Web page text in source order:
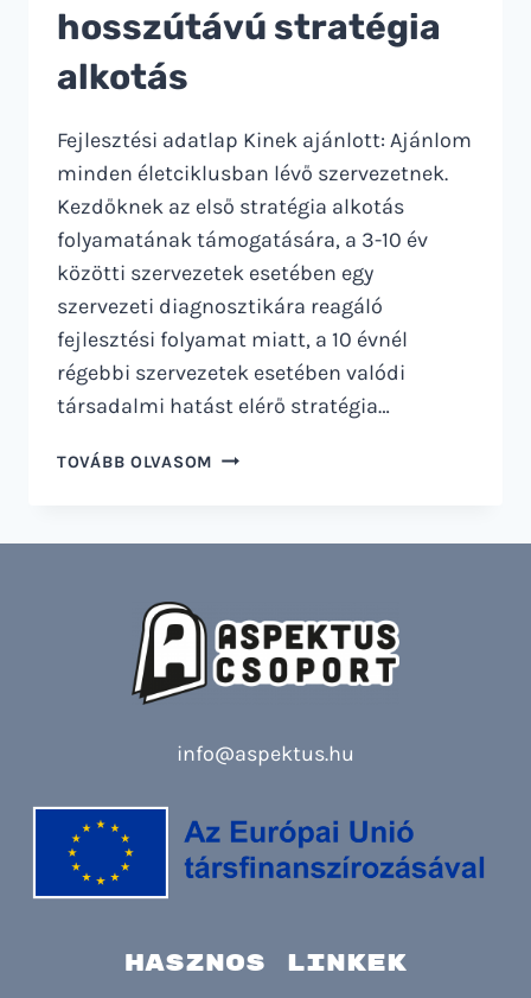
hosszútávú stratégia
alkotás
Fejlesztési adatlap Kinek ajánlott: Ajánlom
minden életciklusban lévő szervezetnek.
Kezdőknek az első stratégia alkotás
folyamatának támogatására, a 3-10 év
közötti szervezetek esetében egy
szervezeti diagnosztikára reagáló
fejlesztési folyamat miatt, a 10 évnél
régebbi szervezetek esetében valódi
társadalmi hatást elérő stratégia…
TOVÁBB OLVASOM SZERVEZETI
info@aspektus.hu
HASZNOS LINKEK